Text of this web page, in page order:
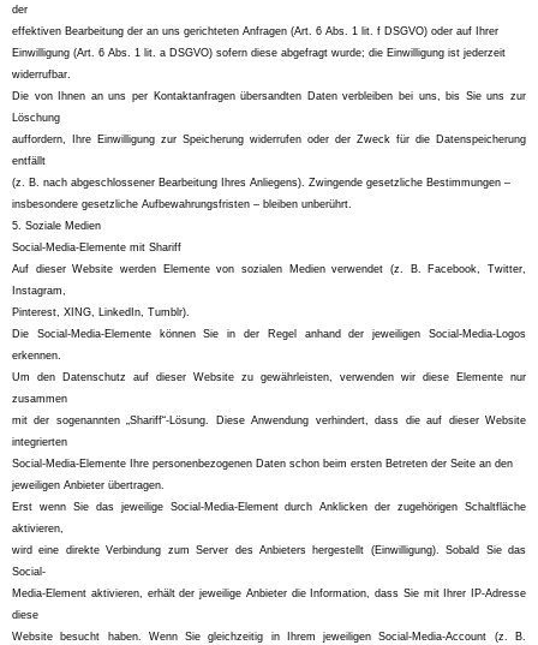
der
effektiven Bearbeitung der an uns gerichteten Anfragen (Art. 6 Abs. 1 lit. f DSGVO) oder auf Ihrer
Einwilligung (Art. 6 Abs. 1 lit. a DSGVO) sofern diese abgefragt wurde; die Einwilligung ist jederzeit
widerrufbar.
Die von Ihnen an uns per Kontaktanfragen übersandten Daten verbleiben bei uns, bis Sie uns zur
Löschung
auffordern, Ihre Einwilligung zur Speicherung widerrufen oder der Zweck für die Datenspeicherung
entfällt
(z. B. nach abgeschlossener Bearbeitung Ihres Anliegens). Zwingende gesetzliche Bestimmungen –
insbesondere gesetzliche Aufbewahrungsfristen – bleiben unberührt.
5. Soziale Medien
Social-Media-Elemente mit Shariff
Auf dieser Website werden Elemente von sozialen Medien verwendet (z. B. Facebook, Twitter,
Instagram,
Pinterest, XING, LinkedIn, Tumblr).
Die Social-Media-Elemente können Sie in der Regel anhand der jeweiligen Social-Media-Logos
erkennen.
Um den Datenschutz auf dieser Website zu gewährleisten, verwenden wir diese Elemente nur
zusammen
mit der sogenannten „Shariff“-Lösung. Diese Anwendung verhindert, dass die auf dieser Website
integrierten
Social-Media-Elemente Ihre personenbezogenen Daten schon beim ersten Betreten der Seite an den
jeweiligen Anbieter übertragen.
Erst wenn Sie das jeweilige Social-Media-Element durch Anklicken der zugehörigen Schaltfläche
aktivieren,
wird eine direkte Verbindung zum Server des Anbieters hergestellt (Einwilligung). Sobald Sie das
Social-
Media-Element aktivieren, erhält der jeweilige Anbieter die Information, dass Sie mit Ihrer IP-Adresse
diese
Website besucht haben. Wenn Sie gleichzeitig in Ihrem jeweiligen Social-Media-Account (z. B.